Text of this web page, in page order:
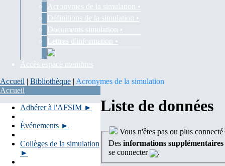
Acronymes de la simulation •
Définitions de la simulation •
Documents simulation •
Lettres d'information •
Accès espace membres
Accueil | Bibliothèque | Acronymes de la simulation
Accueil
Adhérer à l'AFSIM ►
Événements ►
Collèges de la simulation
►
Liste de données
Vous n'êtes pas ou plus connecté
Des informations supplémentaires
se connecter
.